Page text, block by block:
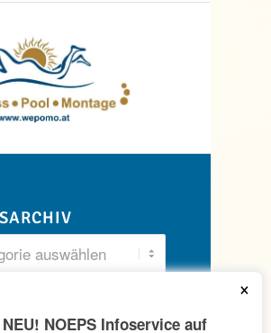
×
NEU! NOEPS Infoservice auf